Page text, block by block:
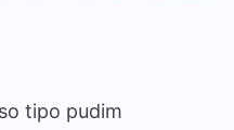
tipo pudim